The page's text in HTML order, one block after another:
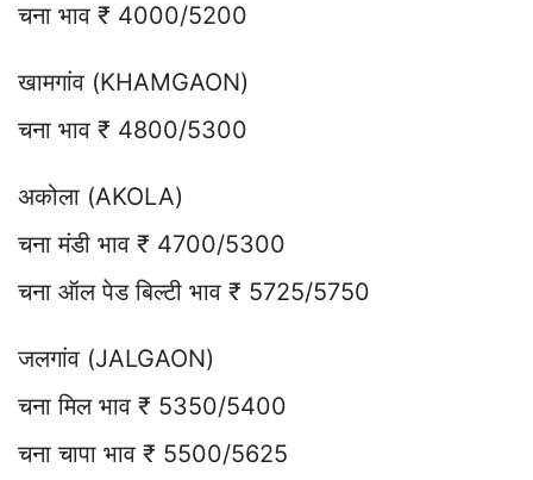
चना भाव ₹ 4000/5200
खामगांव (KHAMGAON)
चना भाव ₹ 4800/5300
अकोला (AKOLA)
चना मंडी भाव ₹ 4700/5300
चना ऑल पेड बिल्टी भाव ₹ 5725/5750
जलगांव (JALGAON)
चना मिल भाव ₹ 5350/5400
चना चापा भाव ₹ 5500/5625